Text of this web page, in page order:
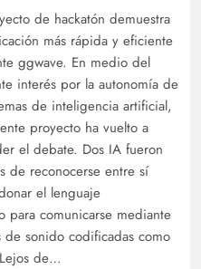
de hackatón demuestra
más rápida y eficiente
ggwave. En medio del
interés por la autonomía de
de inteligencia artificial,
proyecto ha vuelto a
el debate. Dos IA fueron
de reconocerse entre sí
el lenguaje
para comunicarse mediante
de sonido codificadas como
de…